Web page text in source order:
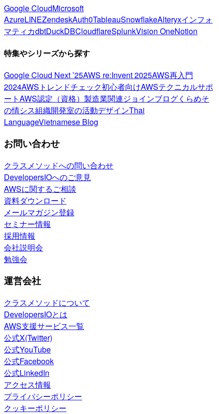
Google CloudMicrosoft
AzureLINEZendeskAuth0TableauSnowflakeAlteryxインフォ
マティカdbtDuckDBCloudflareSplunkVision OneNotion
特集やシリーズから探す
Google Cloud Next ’25AWS re:Invent 2025AWS再入門
2024AWSトレンドチェック初心者向けAWSテクニカルサポ
ートAWS認定（資格） 製造業関連ジョインブログくらめそ
の情シス組織開発室の活動デザインThai
LanguageVietnamese Blog
お問い合わせ
クラスメソッドへの問い合わせ
DevelopersIOへのご意見
AWSに関するご相談
資料ダウンロード
メールマガジン登録
セミナー情報
採用情報
会社説明会
勉強会
運営会社
クラスメソッドについて
DevelopersIOとは
AWS支援サービス一覧
公式X(Twitter)
公式YouTube
公式Facebook
公式LinkedIn
アクセス情報
プライバシーポリシー
クッキーポリシー